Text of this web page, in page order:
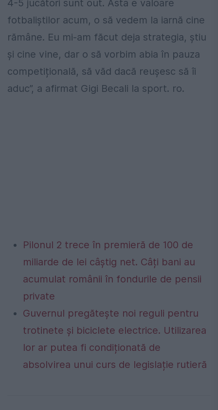
4-5 jucători sunt out. Asta e valoare
fotbaliștilor acum, o să vedem la iarnă cine
rămâne. Eu mi-am făcut deja strategia, știu
și cine vine, dar o să vorbim abia în pauza
competițională, să văd dacă reușesc să îi
aduc”, a afirmat Gigi Becali la sport. ro.
Pilonul 2 trece în premieră de 100 de
miliarde de lei câștig net. Câți bani au
acumulat românii în fondurile de pensii
private
Guvernul pregătește noi reguli pentru
trotinete și biciclete electrice. Utilizarea
lor ar putea fi condiționată de
absolvirea unui curs de legislație rutieră